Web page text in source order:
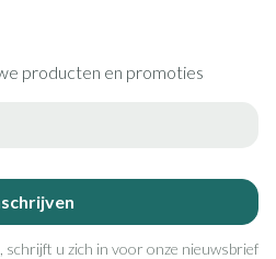
producten en promoties
u zich in voor onze nieuwsbrief